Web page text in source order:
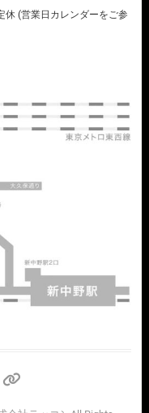
(営業日カレンダーをご参